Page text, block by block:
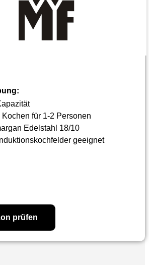
Kochen für 1-2 Personen
Edelstahl 18/10
geeignet
prüfen